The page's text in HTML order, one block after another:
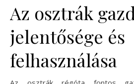
Az osztrák
jelentősége és
felhasználása